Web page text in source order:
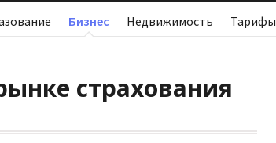
Бизнес Недвижимость Тарифы
страхования